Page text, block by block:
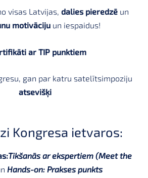
visas Latvijas, dalies pieredzēun
motivācijuun iespaidus!
ar TIP punktiem
gan par katru satelītsimpoziju
atsevišķi
Kongresa ietvaros:
Tikšanās ar ekspertiem (Meet the
Hands-on: Prakses punkts